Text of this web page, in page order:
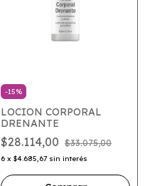
-15%
LOCION CORPORAL
DRENANTE
$28.114,00 $33.075,00
6 x $4.685,67 sin interés